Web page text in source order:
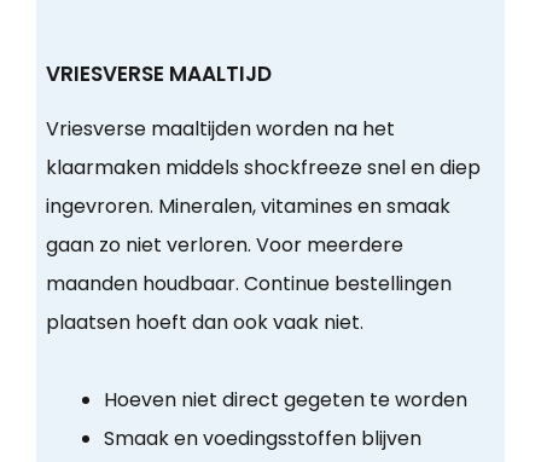
VRIESVERSE MAALTIJD
Vriesverse maaltijden worden na het
klaarmaken middels shockfreeze snel en diep
ingevroren. Mineralen, vitamines en smaak
gaan zo niet verloren. Voor meerdere
maanden houdbaar. Continue bestellingen
plaatsen hoeft dan ook vaak niet.
Hoeven niet direct gegeten te worden
Smaak en voedingsstoffen blijven